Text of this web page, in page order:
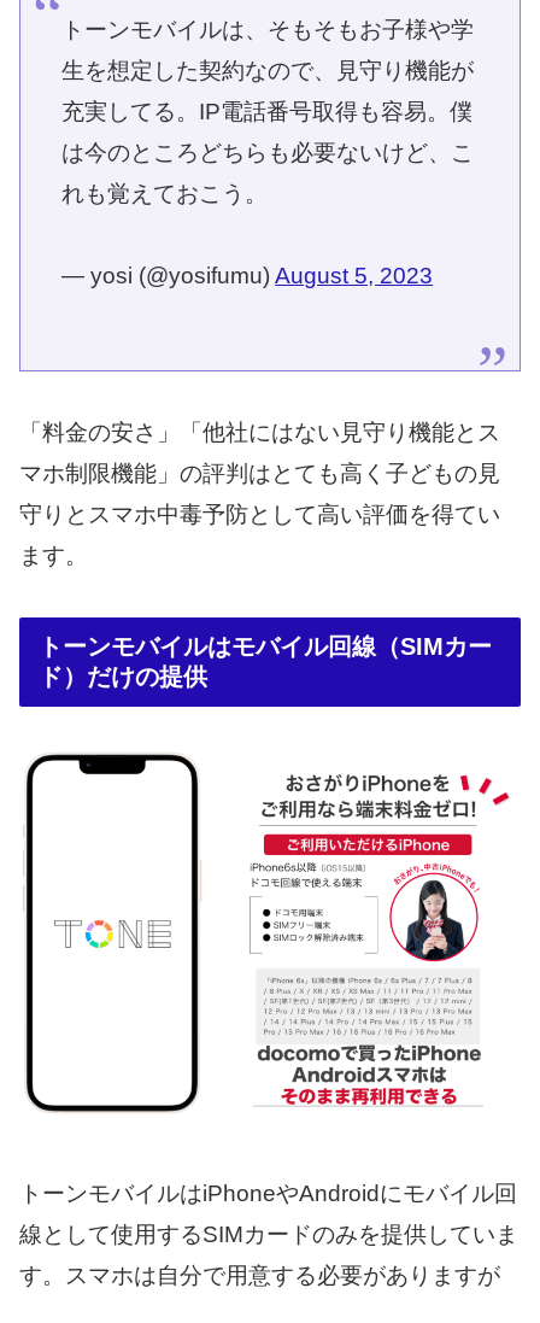
トーンモバイルは、そもそもお子様や学
生を想定した契約なので、見守り機能が
充実してる。IP電話番号取得も容易。僕
は今のところどちらも必要ないけど、こ
れも覚えておこう。
— yosi (@yosifumu)August 5, 2023
「料金の安さ」「他社にはない見守り機能とス
マホ制限機能」の評判はとても高く子どもの見
守りとスマホ中毒予防として高い評価を得てい
ます。
トーンモバイルはモバイル回線（SIMカー
ド）だけの提供
トーンモバイルはiPhoneやAndroidにモバイル回
線として使用するSIMカードのみを提供していま
す。スマホは自分で用意する必要がありますが